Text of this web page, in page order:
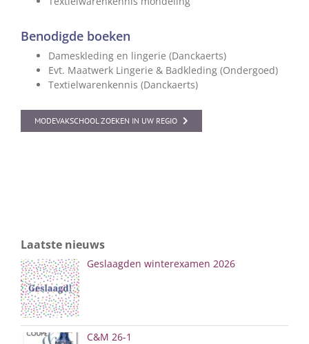
Benodigde boeken
Dameskleding en lingerie (Danckaerts)
Evt. Maatwerk Lingerie & Badkleding (Ondergoed)
Textielwarenkennis (Danckaerts)
MODEVAKSCHOOL ZOEKEN IN UW REGIO
Laatste nieuws
Geslaagden winterexamen 2026
C&M 26-1